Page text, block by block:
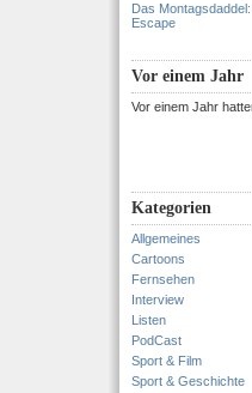
Das
Escape
Vor einem Jahr
Vor einem Jahr
Kategorien
Allgemeines
Cartoons
Fernsehen
Interview
Listen
PodCast
Sport & Film
Sport & Geschichte